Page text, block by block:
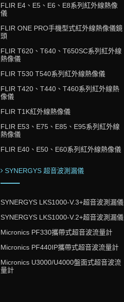
FLIR E4、E5、E6、E8系列紅外線熱像
儀
FLIR ONE PRO手機型式紅外線熱像儀鏡
頭
FLIR T620、T640、T650SC系列紅外線
熱像儀
FLIR T530 T540系列紅外線熱像儀
FLIR T420、T440、T460系列紅外線熱
像儀
FLIR T1K紅外線熱像儀
FLIR E53、E75、E85、E95系列紅外線
熱像儀
FLIR E40、E50、E60系列紅外線熱像儀
SYNERGYS 超音波測漏儀
SYNERGYS LKS1000-V.3+超音波測漏儀
SYNERGYS LKS1000-V.2+超音波測漏儀
Micronics PF330攜帶式超音波流量計
Micronics PF440IP攜帶式超音波流量計
Micronics U3000/U4000盤面式超音波流
量計